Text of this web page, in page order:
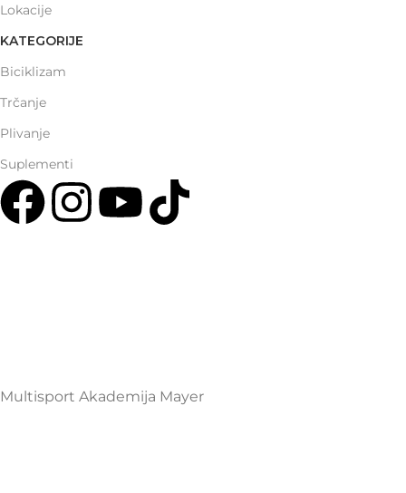
Lokacije
KATEGORIJE
Biciklizam
Trčanje
Plivanje
Suplementi
Multisport Akademija Mayer